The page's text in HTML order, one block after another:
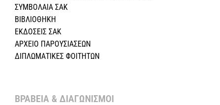
ΣΥΜΒΟΛΑΙΑ ΣΑΚ
ΒΙΒΛΙΟΘΗΚΗ
ΕΚΔΟΣΕΙΣ ΣΑΚ
ΑΡΧΕΙΟ ΠΑΡΟΥΣΙΑΣΕΩΝ
ΔΙΠΛΩΜΑΤΙΚΕΣ ΦΟΙΤΗΤΩΝ
ΒΡΑΒΕΙΑ & ΔΙΑΓΩΝΙΣΜΟΙ ​